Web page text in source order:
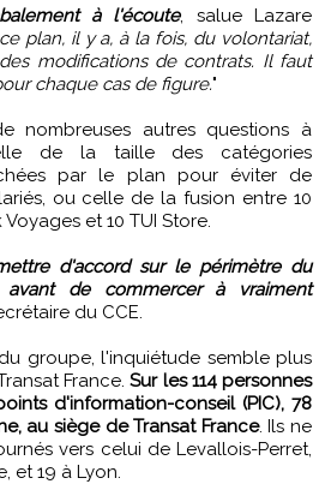
à l'écoute, salue Lazare
plan, il y a, à la fois, du volontariat,
modifications de contrats. Il faut
chaque cas de figure."
nombreuses autres questions à
de la taille des catégories
par le plan pour éviter de
ou celle de la fusion entre 10
et 10 TUI Store.
d'accord sur le périmètre du
de commercer à vraiment
du CCE.
groupe, l'inquiétude semble plus
France.Sur les 114 personnes
d'information-conseil (PIC), 78
au siège de Transat France. Ils ne
vers celui de Levallois-Perret,
et 19 à Lyon.